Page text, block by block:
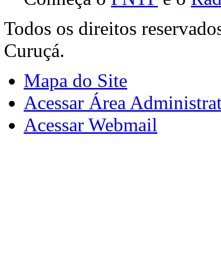
Todos os direitos
Curuçá.
Mapa do Site
Acessar Área
Acessar Webmail